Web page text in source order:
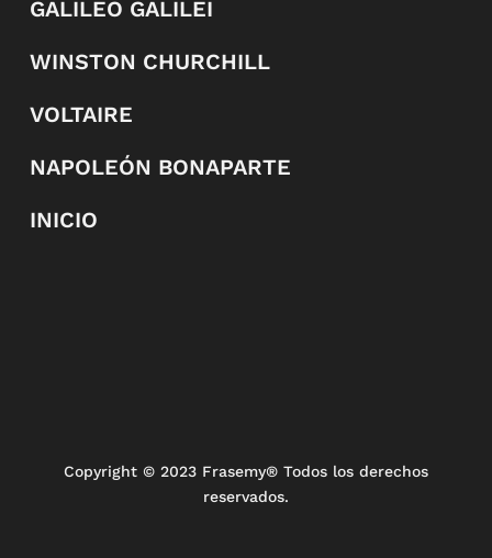
GALILEO GALILEI
WINSTON CHURCHILL
VOLTAIRE
NAPOLEÓN BONAPARTE
INICIO
Copyright © 2023 Frasemy® Todos los derechos
reservados.